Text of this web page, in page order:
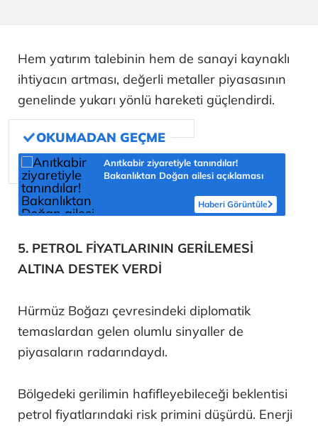
Hem yatırım talebinin hem de sanayi kaynaklı
ihtiyacın artması, değerli metaller piyasasının
genelinde yukarı yönlü hareketi güçlendirdi.
Anıtkabir ziyaretiyle tanındılar!
Bakanlıktan Doğan ailesi açıklaması
Haberi Görüntüle
5. PETROL FİYATLARININ GERİLEMESİ
ALTINA DESTEK VERDİ
Hürmüz Boğazı çevresindeki diplomatik
temaslardan gelen olumlu sinyaller de
piyasaların radarındaydı.
Bölgedeki gerilimin hafifleyebileceği beklentisi
petrol fiyatlarındaki risk primini düşürdü. Enerji